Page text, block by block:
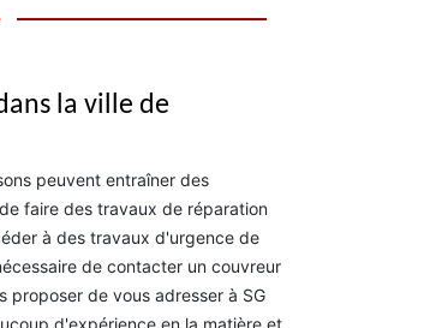
la ville de
peuvent entraîner des
faire des travaux de réparation
à des travaux d'urgence de
de contacter un couvreur
proposer de vous adresser à SG
d'expérience en la matière et